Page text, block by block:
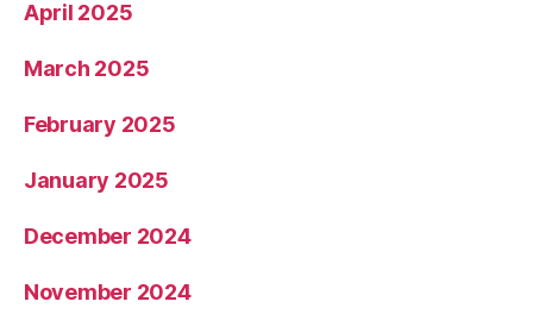
April 2025
March 2025
February 2025
January 2025
December 2024
November 2024